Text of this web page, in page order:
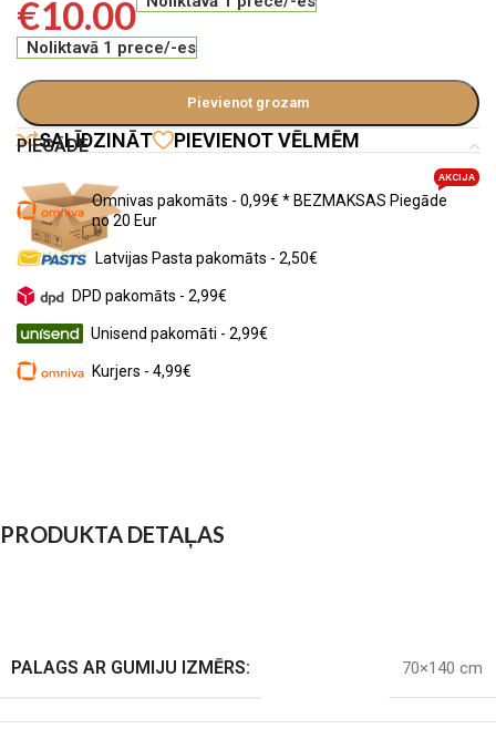
€10.00
Noliktavā 1 prece/-es
Pievienot grozam
SALĪDZINĀT PIEVIENOT VĒLMĒM
PIEGĀDE
Omnivas pakomāts - 0,99€ * BEZMAKSAS Piegāde
no 20 Eur
AKCIJA
Latvijas Pasta pakomāts - 2,50€
DPD pakomāts - 2,99€
Unisend pakomāti - 2,99€
Kurjers - 4,99€
PRODUKTA DETAĻAS
PALAGS AR GUMIJU IZMĒRS: 70×140 cm